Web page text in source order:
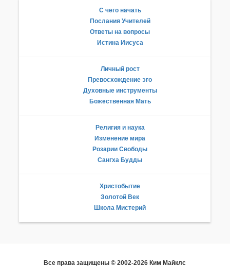
С чего начать
Послания Учителей
Ответы на вопросы
Истина Иисуса
Личный рост
Превосхождение эго
Духовные инструменты
Божественная Мать
Религия и наука
Изменение мира
Розарии Свободы
Сангха Будды
Христобытие
Золотой Век
Школа Мистерий
Все права защищены © 2002-2026 Ким Майклс